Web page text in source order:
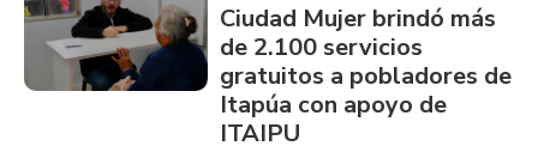
Ciudad Mujer brindó más
de 2.100 servicios
gratuitos a pobladores de
Itapúa con apoyo de
ITAIPU